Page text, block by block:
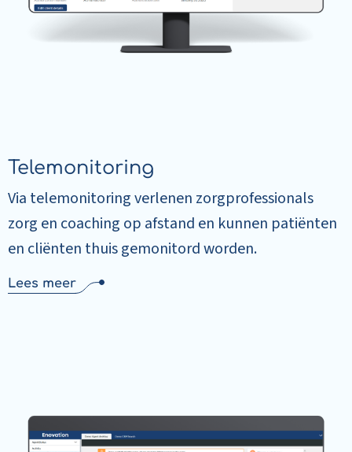
Telemonitoring
Via telemonitoring verlenen zorgprofessionals
zorg en coaching op afstand en kunnen patiënten
en cliënten thuis gemonitord worden.
Lees meer